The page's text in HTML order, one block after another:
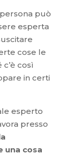
può
esperta
cose le
così
in certi
esperto
presso
una cosa